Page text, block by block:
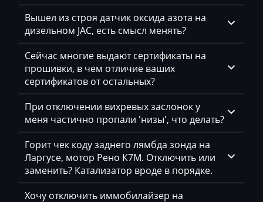
Chery
Chevrolet
Chrysler
Citroen
Claas
CMI
Comacchio
Cupra
Dacia
Вышел из строя датчик оксида азота на
дизельном JAC, есть смысл менять?
Сейчас многие выдают сертификаты на
прошивки, в чем отличие ваших
сертификатов от остальных?
При отключении вихревых заслонок у
меня частично пропали 'низы', что делать?
Горит чек коду заднего лямбда зонда на
Ларгусе, мотор Рено К7М. Отключить или
заменить? Катализатор вроде в порядке.
Хочу отключить иммобилайзер на